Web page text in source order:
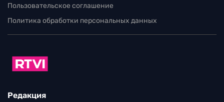
Пользовательское соглашение
Политика обработки персональных данных
Редакция